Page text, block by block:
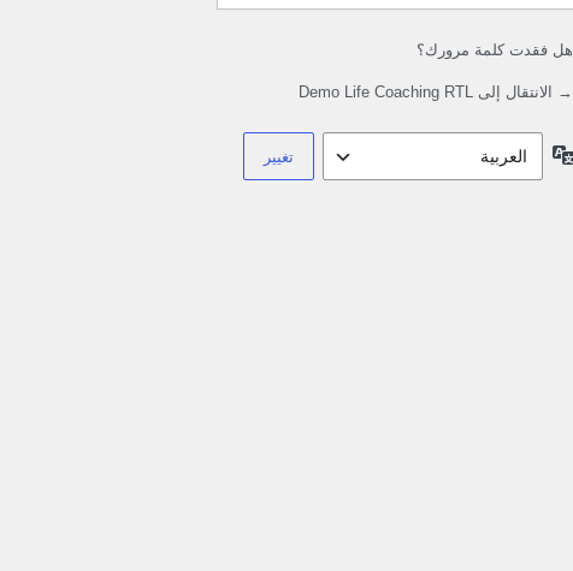
هل فقدت كلمة مرورك؟
→ الانتقال إلى Demo Life Coaching RTL
اللغة